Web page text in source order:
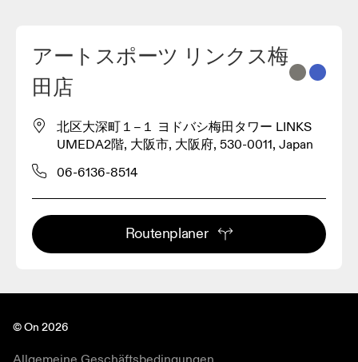
アートスポーツ リンクス梅
田店
北区大深町１−１ ヨドバシ梅田タワー LINKS
UMEDA2階, 大阪市, 大阪府, 530-0011, Japan
06-6136-8514
Routenplaner
© On 2026